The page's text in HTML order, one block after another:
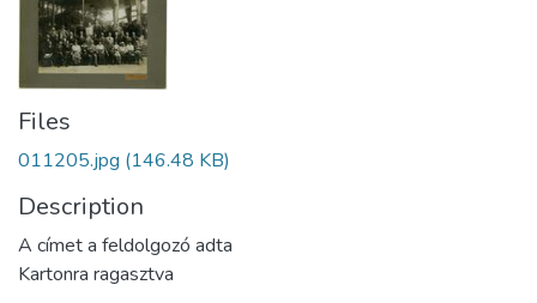
Files
011205.jpg (146.48 KB)
Description
A címet a feldolgozó adta
Kartonra ragasztva